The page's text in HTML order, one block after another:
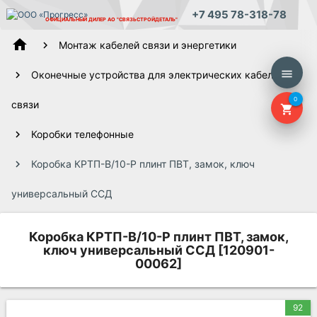
ОФИЦИАЛЬНЫЙ ДИЛЕР АО "СВЯЗЬСТРОЙДЕТАЛЬ" +7 495 78-318-78
menu
shopping_cart
0
home Монтаж кабелей связи и энергетики
Оконечные устройства для электрических кабелей
связи
Коробки телефонные
Коробка КРТП-В/10-Р плинт ПВТ, замок, ключ
универсальный ССД
Коробка КРТП-В/10-Р плинт ПВТ, замок,
ключ универсальный ССД [120901-
00062]
92